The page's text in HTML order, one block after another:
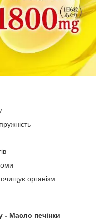
організм
- Масло печінки